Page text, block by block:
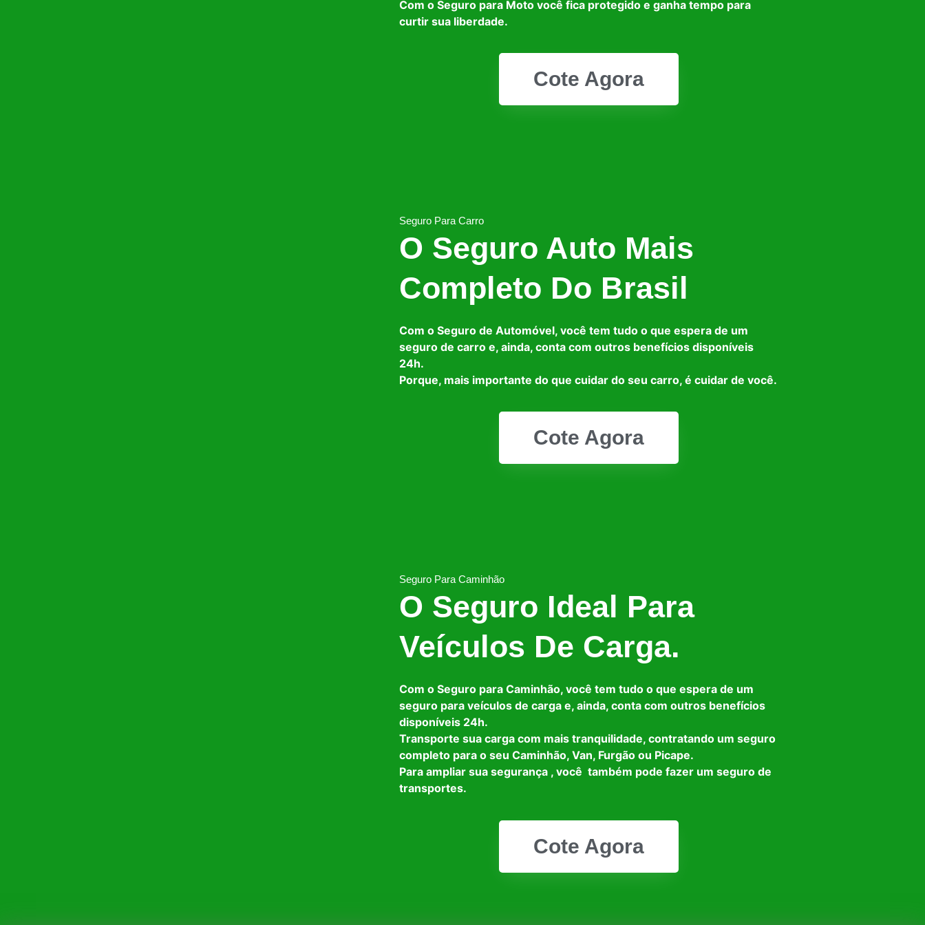
Com o Seguro para Moto você fica protegido e ganha tempo para
curtir sua liberdade.
Cote Agora
Seguro Para Carro
O Seguro Auto Mais
Completo Do Brasil
Com o Seguro de Automóvel, você tem tudo o que espera de um
seguro de carro e, ainda, conta com outros benefícios disponíveis
24h.
Porque, mais importante do que cuidar do seu carro, é cuidar de você.
Cote Agora
Seguro Para Caminhão
O Seguro Ideal Para
Veículos De Carga.
Com o Seguro para Caminhão, você tem tudo o que espera de um
seguro para veículos de carga e, ainda, conta com outros benefícios
disponíveis 24h.
Transporte sua carga com mais tranquilidade, contratando um seguro
completo para o seu Caminhão, Van, Furgão ou Picape.
Para ampliar sua segurança , você também pode fazer um seguro de
transportes.
Cote Agora